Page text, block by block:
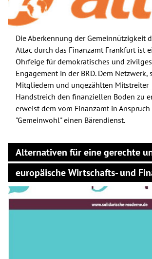
Die Aberkennung der Gemeinnützigkeit
Attac durch das Finanzamt Frankfurt ist
Ohrfeige für demokratisches und
Engagement in der BRD. Dem Netzwerk,
Mitgliedern und ungezählten
Handstreich den finanziellen Boden zu
erweist dem vom Finanzamt in
"Gemeinwohl" einen Bärendienst.
Alternativen für eine gerechte
europäische Wirtschafts- und